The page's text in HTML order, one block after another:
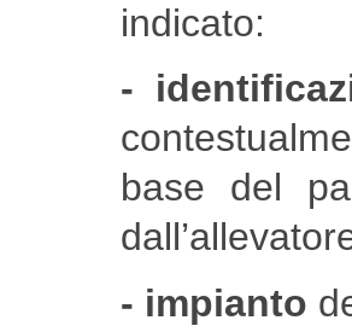
indicato:
-
base del
- impianto